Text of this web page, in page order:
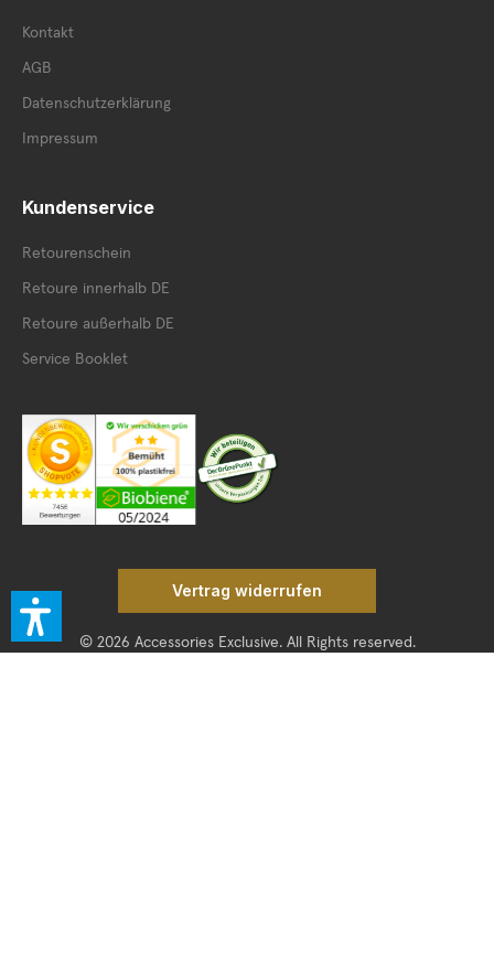
Kontakt
AGB
Datenschutzerklärung
Impressum
Kundenservice
Retourenschein
Retoure innerhalb DE
Retoure außerhalb DE
Service Booklet
Vertrag widerrufen
© 2026 Accessories Exclusive. All Rights reserved.